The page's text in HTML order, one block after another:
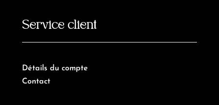
Service client
Détails du compte
Contact